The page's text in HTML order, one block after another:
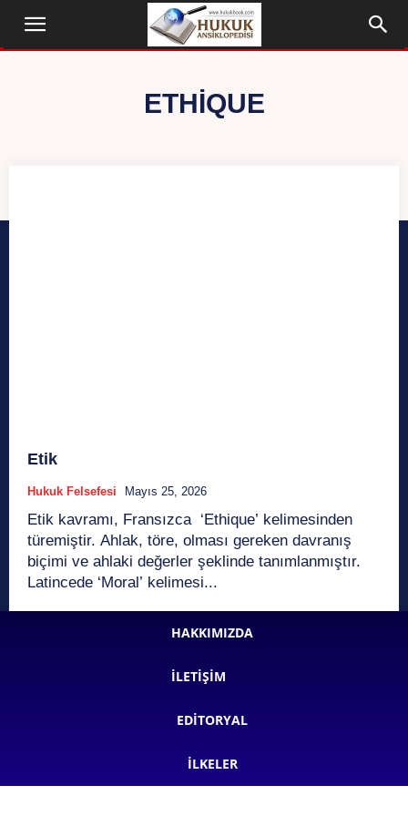
ETHIQUE
Etik
Hukuk Felsefesi Mayıs 25, 2026
Etik kavramı, Fransızca ‘Ethique’ kelimesinden
türemiştir. Ahlak, töre, olması gereken davranış
biçimi ve ahlaki değerler şeklinde tanımlanmıştır.
Latincede ‘Moral’ kelimesi...
HAKKIMIZDA
İLETIŞIM
EDITORYAL
İLKELER